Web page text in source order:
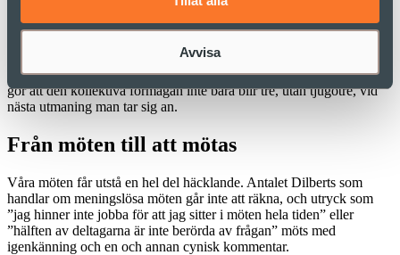
Avvisa
Det gör också att vi i vår interaktion med människor behöver ha två
bordet, och dels ta möjligheten att vidareutveckla relationen till nästa
tillfälle. Att öppna upp och ge varandra feedback kanske är det som
gör att den kollektiva förmågan inte bara blir tre, utan tjugotre, vid
nästa utmaning man tar sig an.
Från möten till att mötas
Våra möten får utstå en hel del häcklande. Antalet Dilberts som
handlar om meningslösa möten går inte att räkna, och utryck som
”jag hinner inte jobba för att jag sitter i möten hela tiden” eller
”hälften av deltagarna är inte berörda av frågan” möts med
igenkänning och en och annan cynisk kommentar.